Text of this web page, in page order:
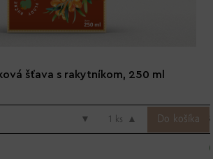
šťava s rakytníkom, 250 ml
▼ ks ▲